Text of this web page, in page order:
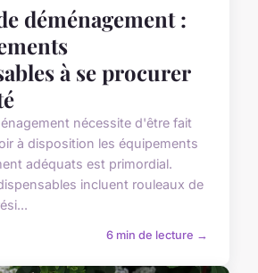
déménagement :
à se procurer
nécessite d'être fait
à disposition les équipements
adéquats est primordial.
incluent rouleaux de
6 min de lecture →